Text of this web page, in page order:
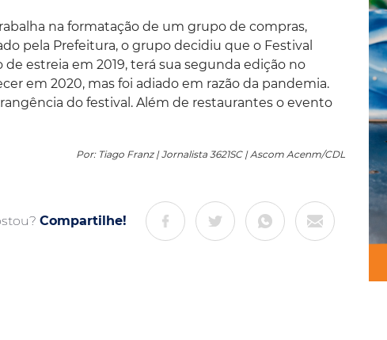
na formatação de um grupo de compras,
pela Prefeitura, o grupo decidiu que o Festival
estreia em 2019, terá sua segunda edição no
em 2020, mas foi adiado em razão da pandemia.
do festival. Além de restaurantes o evento
Por: Tiago Franz | Jornalista 3621SC | Ascom Acenm/CDL
Compartilhe!